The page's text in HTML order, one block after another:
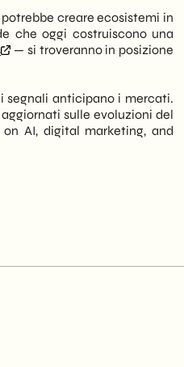
creare ecosistemi in
che oggi costruiscono una
— si troveranno in posizione
segnali anticipano i mercati.
sulle evoluzioni del
AI, digital marketing, and